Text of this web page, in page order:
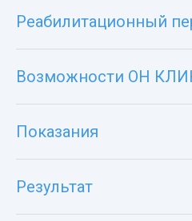
Реабилитационный
Возможности ОН
Показания
Результат